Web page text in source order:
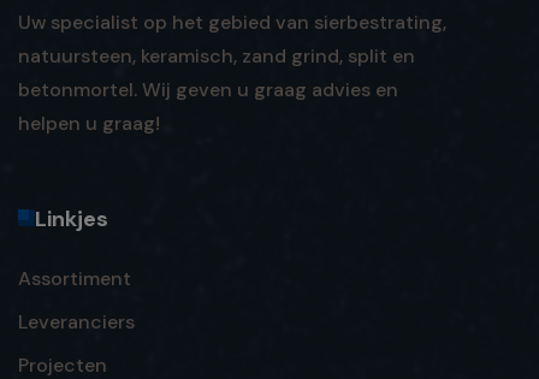
Uw specialist op het gebied van sierbestrating,
natuursteen, keramisch, zand grind, split en
betonmortel. Wij geven u graag advies en
helpen u graag!
Linkjes
Assortiment
Leveranciers
Projecten